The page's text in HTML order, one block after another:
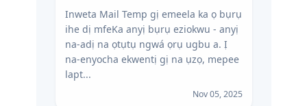
Inweta Mail Temp gị emeela ka ọ bụrụ
ihe dị mfeKa anyị bụrụ eziokwu - anyị
na-adị na ọtụtụ ngwá ọrụ ugbu a. Ị
na-enyocha ekwentị gị na ụzọ, mepee
lapt...
Nov 05, 2025